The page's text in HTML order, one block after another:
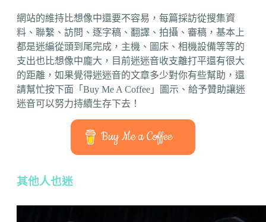
網站的維持比想像中還要不容易，每篇採訪從搜集資
料、聯繫、訪問、逐字稿、翻譯、拍攝、審稿，基本上
都是迷編從頭到尾完成，主機、圖床、相機設備等等的
支出也比想像中龐大，目前迷迷音收支離打平還有很大
的距離，如果覺得迷迷音的文章多少對你有些幫助，還
請幫忙按下面「Buy Me A Coffee」圖示、給予贊助讓迷
迷音可以努力持續生存下去！
Buy Me a Coffee
其他人也迷